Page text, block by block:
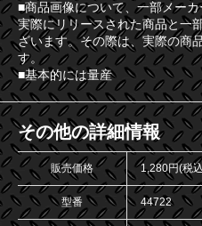
■商品画像について、一部メー
実際にリリースされた商品と一
ざいます。その際は、実際の商
す。
■基本的には量産
その他の詳細情報
販売価格 1,280円(税
型番 44722